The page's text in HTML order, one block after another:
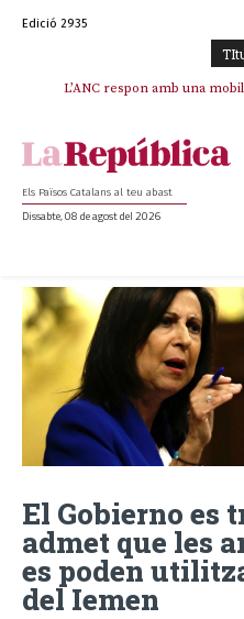
Edició 2935
L’ANC respon amb una
Els Països Catalans al teu abast
Dissabte, 08 de agost del 2026
El Gobierno es
admet que les
es poden
del Iemen